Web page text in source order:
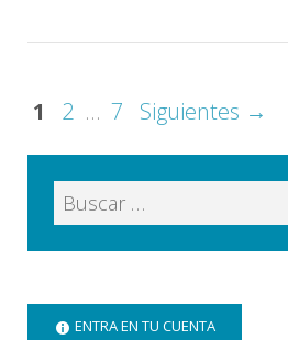
1 2 … 7 Siguientes →
ENTRA EN TU CUENTA